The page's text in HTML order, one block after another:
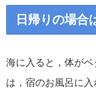
日帰りの場合
海に入ると，体が
は，宿のお風呂に入